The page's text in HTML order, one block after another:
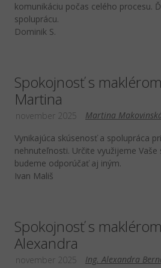
komunikáciu počas celého procesu.
spoluprácu.
Dominik S.
Spokojnosť s
Martina
Martina
november 2025
Vynikajúca skúsenosť a spolupráca
nehnuteľnosti. Určite využijeme Vaše
budeme odporúčať aj iným.
Ivan Mališ
Spokojnosť s
Alexandra
Ing. Alexandra
november 2025